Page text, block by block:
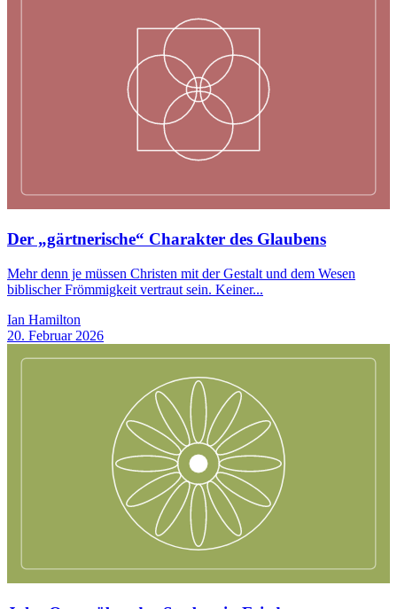
Der „gärtnerische“ Charakter des Glaubens
Mehr denn je müssen Christen mit der Gestalt und dem Wesen
biblischer Frömmigkeit vertraut sein. Keiner...
Ian Hamilton
20. Februar 2026